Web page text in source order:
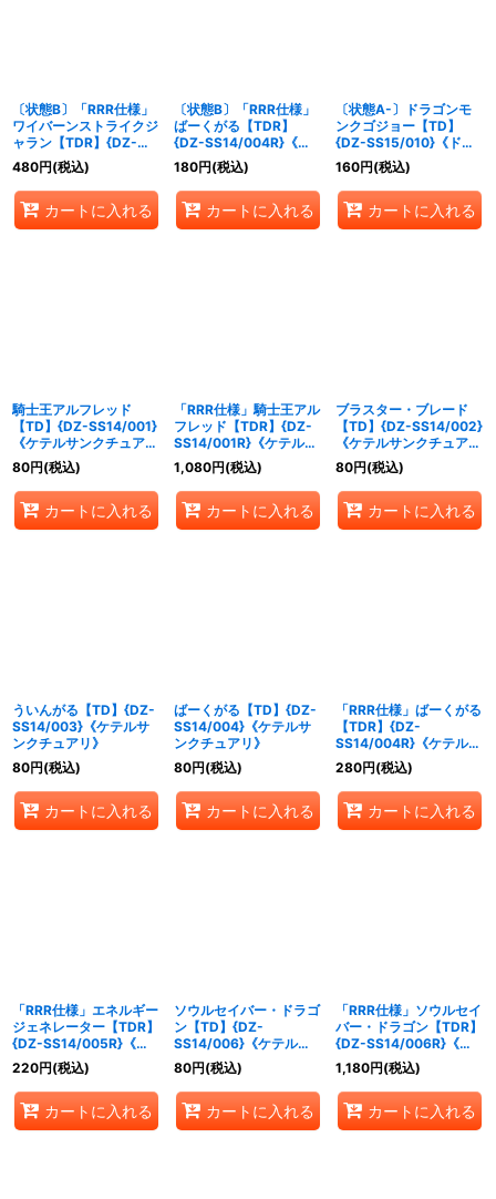
〔状態B〕「RRR仕様」
ワイバーンストライクジ
ャラン【TDR】{DZ-
SS15/011R}《ドラゴン
エンパイア》
480円(税込)
カートに入れる
〔状態B〕「RRR仕様」
ばーくがる【TDR】
{DZ-SS14/004R}《ケ
テルサンクチュアリ》
180円(税込)
カートに入れる
〔状態A-〕ドラゴンモ
ンクゴジョー【TD】
{DZ-SS15/010}《ドラ
ゴンエンパイア》
160円(税込)
カートに入れる
騎士王アルフレッド
【TD】{DZ-SS14/001}
《ケテルサンクチュア
リ》
80円(税込)
カートに入れる
「RRR仕様」騎士王アル
フレッド【TDR】{DZ-
SS14/001R}《ケテルサ
ンクチュアリ》
1,080円(税込)
カートに入れる
ブラスター・ブレード
【TD】{DZ-SS14/002}
《ケテルサンクチュア
リ》
80円(税込)
カートに入れる
ういんがる【TD】{DZ-
SS14/003}《ケテルサ
ンクチュアリ》
80円(税込)
カートに入れる
ばーくがる【TD】{DZ-
SS14/004}《ケテルサ
ンクチュアリ》
80円(税込)
カートに入れる
「RRR仕様」ばーくがる
【TDR】{DZ-
SS14/004R}《ケテルサ
ンクチュアリ》
280円(税込)
カートに入れる
「RRR仕様」エネルギー
ジェネレーター【TDR】
{DZ-SS14/005R}《そ
の他》
220円(税込)
カートに入れる
ソウルセイバー・ドラゴ
ン【TD】{DZ-
SS14/006}《ケテルサ
ンクチュアリ》
80円(税込)
カートに入れる
「RRR仕様」ソウルセイ
バー・ドラゴン【TDR】
{DZ-SS14/006R}《ケ
テルサンクチュアリ》
1,180円(税込)
カートに入れる